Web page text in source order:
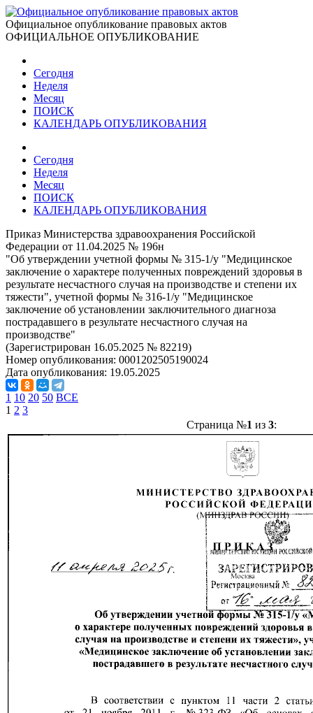
Официальное опубликование правовых актов
ОФИЦИАЛЬНОЕ ОПУБЛИКОВАНИЕ
Сегодня
Неделя
Месяц
ПОИСК
КАЛЕНДАРЬ ОПУБЛИКОВАНИЯ
Сегодня
Неделя
Месяц
ПОИСК
КАЛЕНДАРЬ ОПУБЛИКОВАНИЯ
Приказ Министерства здравоохранения Российской
Федерации от 11.04.2025 № 196н
"Об утверждении учетной формы № 315-1/у "Медицинское
заключение о характере полученных повреждений здоровья в
результате несчастного случая на производстве и степени их
тяжести", учетной формы № 316-1/у "Медицинское
заключение об установлении заключительного диагноза
пострадавшего в результате несчастного случая на
производстве"
(Зарегистрирован 16.05.2025 № 82219)
Номер опубликования: 0001202505190024
Дата опубликования: 19.05.2025
1 10 20 50 ВСЕ
1 2 3
Страница №1 из 3: